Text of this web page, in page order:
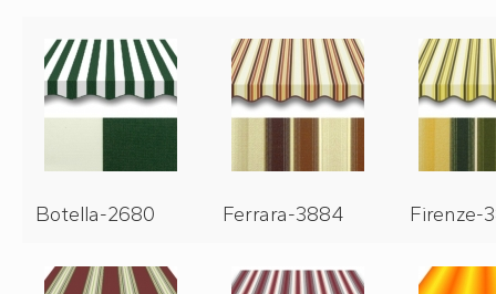
Botella-2680 Ferrara-3884 Firenze-